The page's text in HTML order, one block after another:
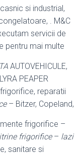
si industrial,
. M&C
servicii de
pentru mai multe
AUTOVEHICULE,
PEAPER
reparatii
– Bitzer, Copeland,
frigorifice –
frigorifice– lazi
sanitare si